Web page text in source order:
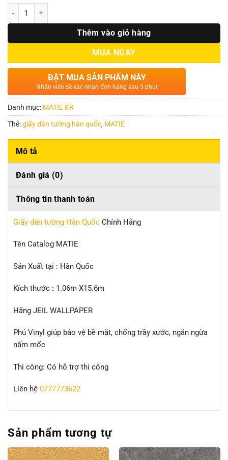
Số lượng
Thêm vào giỏ hàng
MUA NGAY
ĐẶT MUA SẢN PHẨM NÀY
Nhân viên sẽ xác nhận đơn hàng sau 5 phút
Danh mục: MATIE KR
Thẻ:giấy dán tường hàn quốc, MATIE
Mô tả
Đánh giá (0)
Thông tin thanh toán
Giấy dán tường Hàn Quốc Chính Hãng
Tên Catalog MATIE
Sản Xuất tại : Hàn Quốc
Kích thước : 1.06m X15.6m
Hãng JEIL WALLPAPER
Phủ Vinyl giúp bảo vệ bề mặt, chống trầy xước, ngăn ngừa
nấm mốc
Thi công: Có hỗ trợ thi công
Liên hệ 0777773622
Sản phẩm tương tự